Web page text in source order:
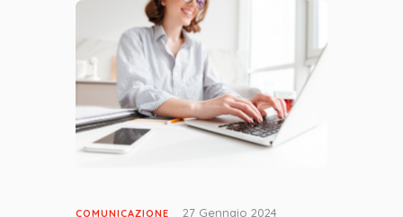
COMUNICAZIONE
27 Gennaio 2024